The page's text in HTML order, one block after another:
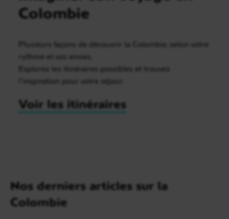
Colombie
Plusieurs façons de découvrir la Colombie, selon votre
rythme et vos envies.
Explorez les itinéraires possibles et trouvez
l’inspiration pour votre séjour.
Voir les itinéraires
Nos derniers articles sur la
Colombie